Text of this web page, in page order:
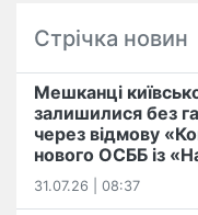
Стрічка новин
Мешканці
залишилися без
через відмову
нового ОСББ із
31.07.26 | 08:37